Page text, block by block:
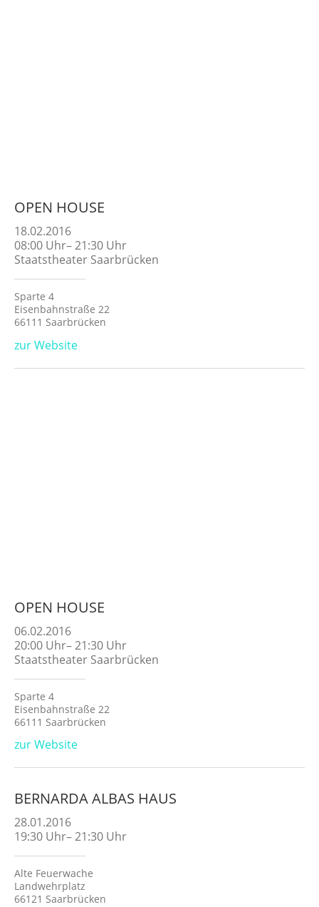
OPEN HOUSE
18.02.2016
08:00 Uhr–21:30 Uhr
Staatstheater Saarbrücken
Sparte 4
Eisenbahnstraße 22
66111 Saarbrücken
zur Website
OPEN HOUSE
06.02.2016
20:00 Uhr–21:30 Uhr
Staatstheater Saarbrücken
Sparte 4
Eisenbahnstraße 22
66111 Saarbrücken
zur Website
BERNARDA ALBAS HAUS
28.01.2016
19:30 Uhr–21:30 Uhr
Alte Feuerwache
Landwehrplatz
66121 Saarbrücken